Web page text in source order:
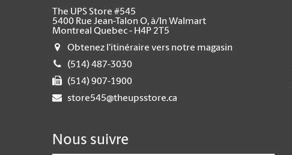
The UPS Store #545
5400 Rue Jean-Talon O, à/In Walmart
Montreal Quebec - H4P 2T5
Obtenez l'itinéraire vers notre magasin
(514) 487-3030
(514) 907-1900
store545@theupsstore.ca
Nous suivre